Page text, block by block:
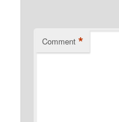
Comment *